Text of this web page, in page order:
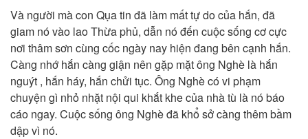
Và người mà con Qụa tin đã làm mất tự do của hắn, đã
giam nó vào lao Thừa phủ, dẫn nó đến cuộc sống cơ cực
nơi thâm sơn cùng cốc ngày nay hiện đang bên cạnh hắn.
Càng nhớ hắn càng giận nên gặp mặt ông Nghè là hắn
nguýt , hắn háy, hắn chửi tục. Ông Nghè có vi phạm
chuyện gì nhỏ nhặt nội qui khắt khe của nhà tù là nó báo
cáo ngay. Cuộc sống ông Nghè đã khổ sở càng thêm bầm
dập vì nó.